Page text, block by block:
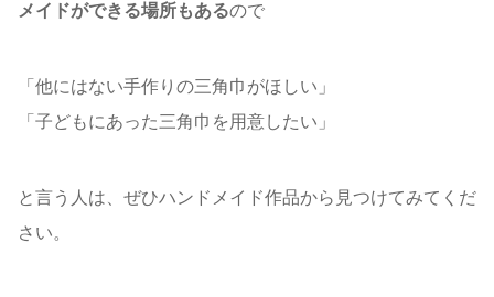
メイドができる場所もあるので
「他にはない手作りの三角巾がほしい」
「子どもにあった三角巾を用意したい」
と言う人は、ぜひハンドメイド作品から見つけてみてくだ
さい。